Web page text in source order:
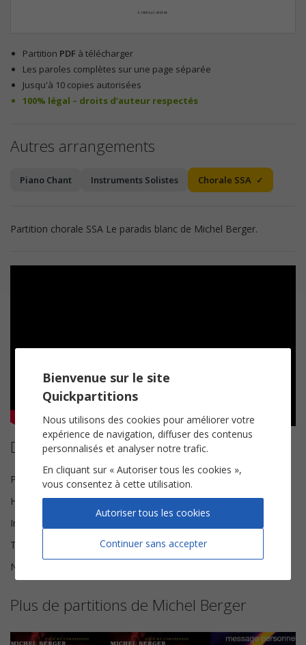
© 1990 by C.M.B.M.
Partition PDF à télécharger
Les paroles complètes sur une page séparée
Jusqu'à 10 copies autorisées
100% légal – droits d’auteur respectés
Autres arrangements
Piano Chant Instruments Solistes Chorale SSA
Partition chorale SSA Le paradis blanc de Michel Berger.
Détails de la partition
Paroles et Musique
Michel Berger
Harmonisation
Brice Legée
Instrumentation
Tonalité
Fa mineur
Nombre de pages
Plus de partitions de Michel Berger
Bienvenue sur le site
Quickpartitions
Nous utilisons des cookies pour améliorer votre
expérience de navigation, diffuser des contenus
personnalisés et analyser notre trafic.
En cliquant sur « Autoriser tous les cookies »,
vous consentez à cette utilisation.
Continuer sans accepter
Autoriser tous les cookies